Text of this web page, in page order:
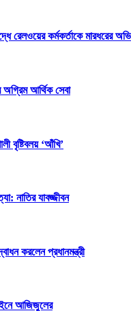
রেলওয়ের কর্মকর্তাকে মারধরের
অগ্রিম আর্থিক সেবা
বৃষ্টিবলয় ‘আঁখি’
নাতির যাবজ্জীবন
করলেন প্রধানমন্ত্রী
আজিজুলের